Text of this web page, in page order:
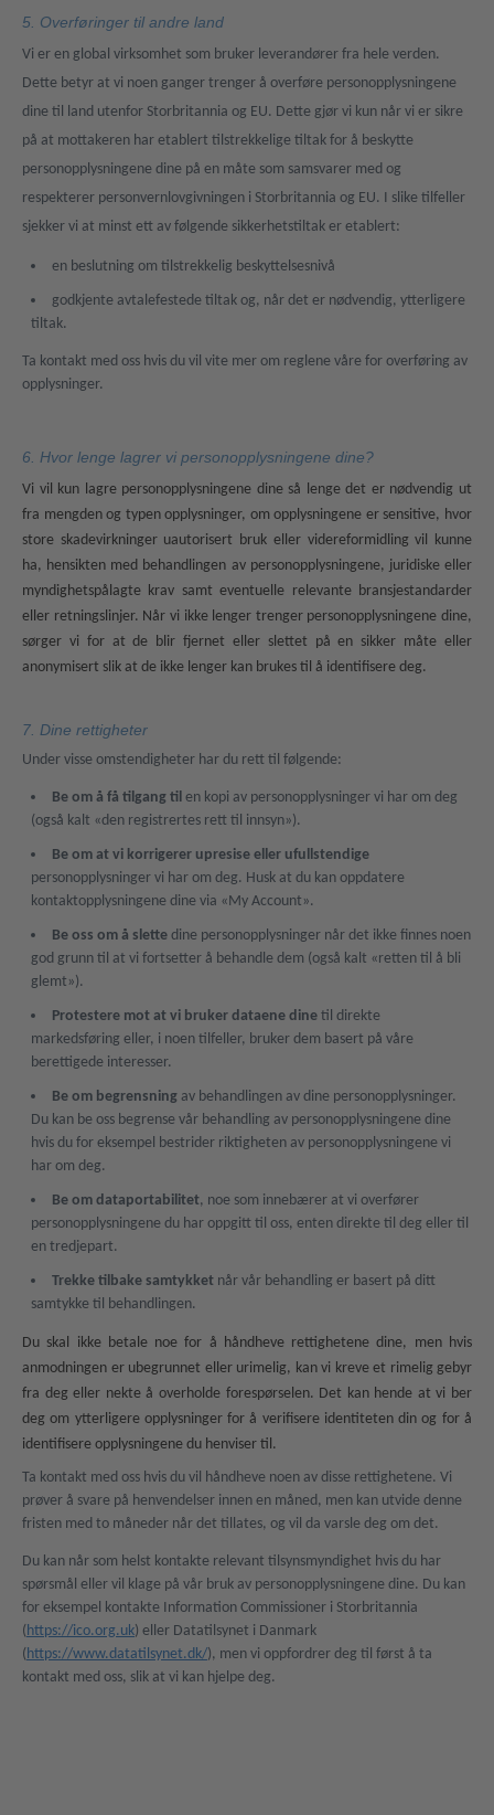
5. Overføringer til andre land
Vi er en global virksomhet som bruker leverandører fra hele verden.
Dette betyr at vi noen ganger trenger å overføre personopplysningene
dine til land utenfor Storbritannia og EU. Dette gjør vi kun når vi er sikre
på at mottakeren har etablert tilstrekkelige tiltak for å beskytte
personopplysningene dine på en måte som samsvarer med og
respekterer personvernlovgivningen i Storbritannia og EU. I slike tilfeller
sjekker vi at minst ett av følgende sikkerhetstiltak er etablert:
en beslutning om tilstrekkelig beskyttelsesnivå
godkjente avtalefestede tiltak og, når det er nødvendig, ytterligere
tiltak.
Ta kontakt med oss hvis du vil vite mer om reglene våre for overføring av
opplysninger.
6. Hvor lenge lagrer vi personopplysningene dine?
Vi vil kun lagre personopplysningene dine så lenge det er nødvendig ut
fra mengden og typen opplysninger, om opplysningene er sensitive, hvor
store skadevirkninger uautorisert bruk eller videreformidling vil kunne
ha, hensikten med behandlingen av personopplysningene, juridiske eller
myndighetspålagte krav samt eventuelle relevante bransjestandarder
eller retningslinjer. Når vi ikke lenger trenger personopplysningene dine,
sørger vi for at de blir fjernet eller slettet på en sikker måte eller
anonymisert slik at de ikke lenger kan brukes til å identifisere deg.
7. Dine rettigheter
Under visse omstendigheter har du rett til følgende:
Be om å få tilgang til en kopi av personopplysninger vi har om deg
(også kalt «den registrertes rett til innsyn»).
Be om at vi korrigerer upresise eller ufullstendige
personopplysninger vi har om deg. Husk at du kan oppdatere
kontaktopplysningene dine via «My Account».
Be oss om å slette dine personopplysninger når det ikke finnes noen
god grunn til at vi fortsetter å behandle dem (også kalt «retten til å bli
glemt»).
Protestere mot at vi bruker dataene dine til direkte
markedsføring eller, i noen tilfeller, bruker dem basert på våre
berettigede interesser.
Be om begrensning av behandlingen av dine personopplysninger.
Du kan be oss begrense vår behandling av personopplysningene dine
hvis du for eksempel bestrider riktigheten av personopplysningene vi
har om deg.
Be om dataportabilitet, noe som innebærer at vi overfører
personopplysningene du har oppgitt til oss, enten direkte til deg eller til
en tredjepart.
Trekke tilbake samtykket når vår behandling er basert på ditt
samtykke til behandlingen.
Du skal ikke betale noe for å håndheve rettighetene dine, men hvis
anmodningen er ubegrunnet eller urimelig, kan vi kreve et rimelig gebyr
fra deg eller nekte å overholde forespørselen. Det kan hende at vi ber
deg om ytterligere opplysninger for å verifisere identiteten din og for å
identifisere opplysningene du henviser til.
Ta kontakt med oss hvis du vil håndheve noen av disse rettighetene. Vi
prøver å svare på henvendelser innen en måned, men kan utvide denne
fristen med to måneder når det tillates, og vil da varsle deg om det.
Du kan når som helst kontakte relevant tilsynsmyndighet hvis du har
spørsmål eller vil klage på vår bruk av personopplysningene dine. Du kan
for eksempel kontakte Information Commissioner i Storbritannia
(https://ico.org.uk) eller Datatilsynet i Danmark
(https://www.datatilsynet.dk/), men vi oppfordrer deg til først å ta
kontakt med oss, slik at vi kan hjelpe deg.